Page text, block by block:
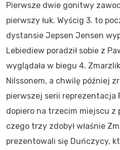
Pierwsze dwie gonitwy
pierwszy łuk. Wyścig 3. to
dystansie Jepsen Jensen
Lebiediew poradził sobie z
wyglądała w biegu 4.
Nilssonem, a chwilę później
pierwszej serii reprezentacja
dopiero na trzecim miejscu z
czego trzy zdobył właśnie
prezentowali się Duńczycy,